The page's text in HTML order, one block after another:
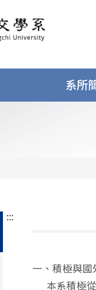
系所
:::
一、積極與
本系積極從